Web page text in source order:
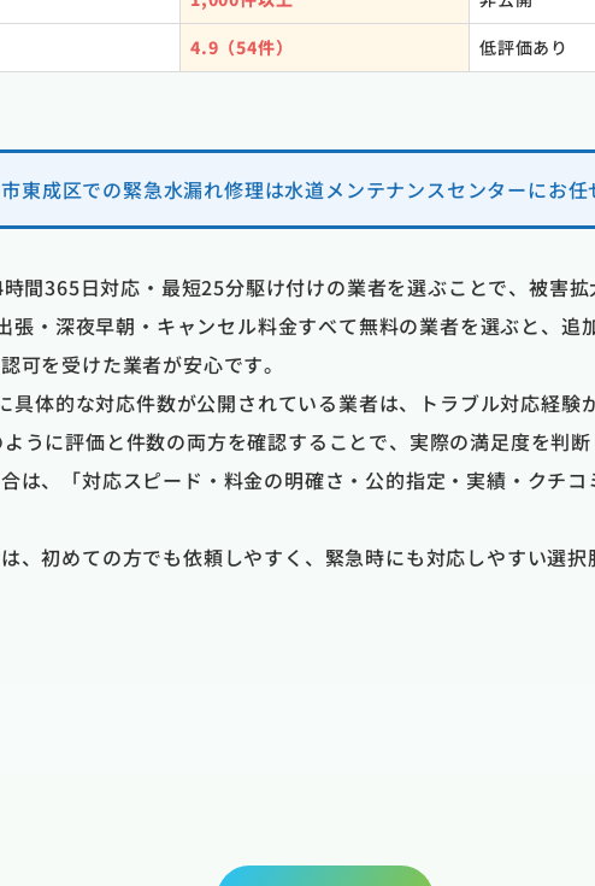
4.9（54件） 低評価あり
東成区での緊急水漏れ修理は水道メンテナンスセンターにお任
間365日対応・最短25分駆け付けの業者を選ぶことで、被害拡
・深夜早朝・キャンセル料金すべて無料の業者を選ぶと、追
可を受けた業者が安心です。
体的な対応件数が公開されている業者は、トラブル対応経験
に評価と件数の両方を確認することで、実際の満足度を判断
は、「対応スピード・料金の明確さ・公的指定・実績・クチ
、初めての方でも依頼しやすく、緊急時にも対応しやすい選択